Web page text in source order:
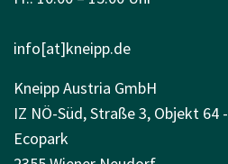
info[at]kneipp.de
Kneipp Austria GmbH
IZ NÖ-Süd, Straße 3, Objekt 64 -
Ecopark